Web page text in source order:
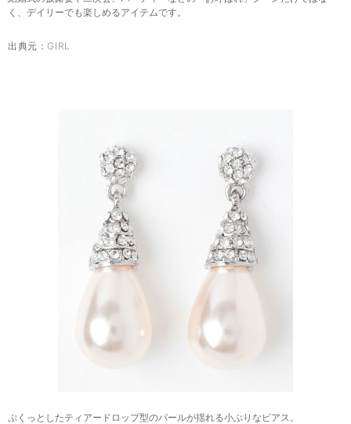
く、デイリーでも楽しめるアイテムです。
出典元： GIRL
ぷくっとしたティアードロップ型のパールが揺れる小ぶりなピアス。